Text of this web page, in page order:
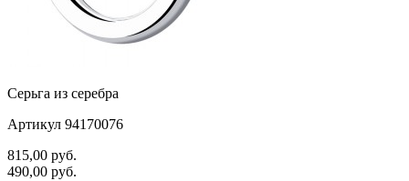
спичка
стрекозы и мотыльки
хвост кита
человечки
Серьга из серебра
Артикул 94170076
815,00 руб.
490,00 руб.